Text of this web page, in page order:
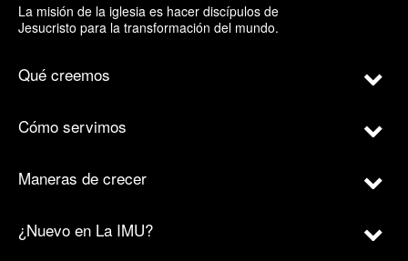
La misión de la iglesia es hacer discípulos de
Jesucristo para la transformación del mundo.
Qué creemos
Cómo servimos
Maneras de crecer
¿Nuevo en La IMU?